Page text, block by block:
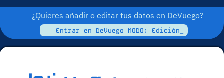
¿Quieres añadir o editar tus datos en DeVuego?
Entrar en DeVuego MODO: Edición_